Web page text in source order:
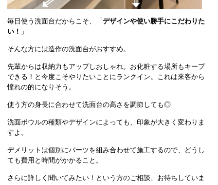
毎日使う洗面台だからこそ、「デザインや使い勝手にこだわりた
い！
」
そんな方には造作の洗面台がおすすめ。
先輩からは収納力もアップしおしゃれ。お化粧する場所もキープ
できる！と今度こそやりたいことにランクイン。これは来客から
憧れの的になりそう。
使う方の身長に合わせて洗面台の高さを調節しても◎
洗面ボウルの種類やデザインによっても、印象が大きく変わりま
すよ。
デメリットは個別にパーツを組み合わせて施工するので、どうし
ても費用と時間がかかること。
さらに詳しく聞いてみたい！という方のご相談、お待ちしていま